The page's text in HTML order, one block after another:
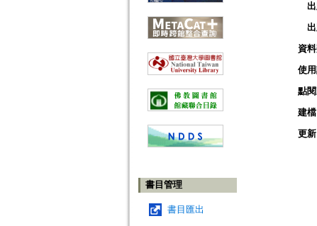
書目管理
書目匯出
資
使
點
建
更